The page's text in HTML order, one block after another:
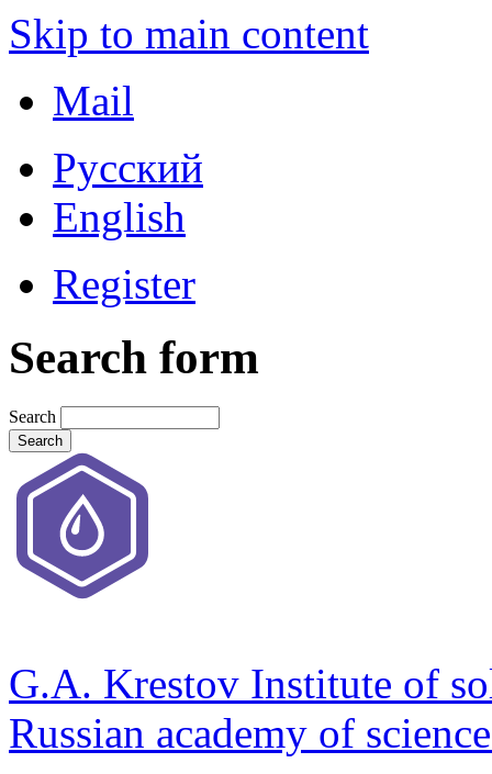
Skip to main content
Mail
Русский
English
Register
Search form
Search
G.A. Krestov Institute of
Russian academy of